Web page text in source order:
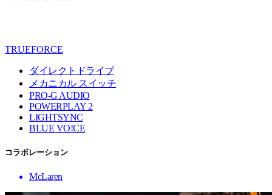
TRUEFORCE
ダイレクトドライブ
メカニカル スイッチ
PRO-G AUDIO
POWERPLAY 2
LIGHTSYNC
BLUE VO!CE
コラボレーション
McLaren